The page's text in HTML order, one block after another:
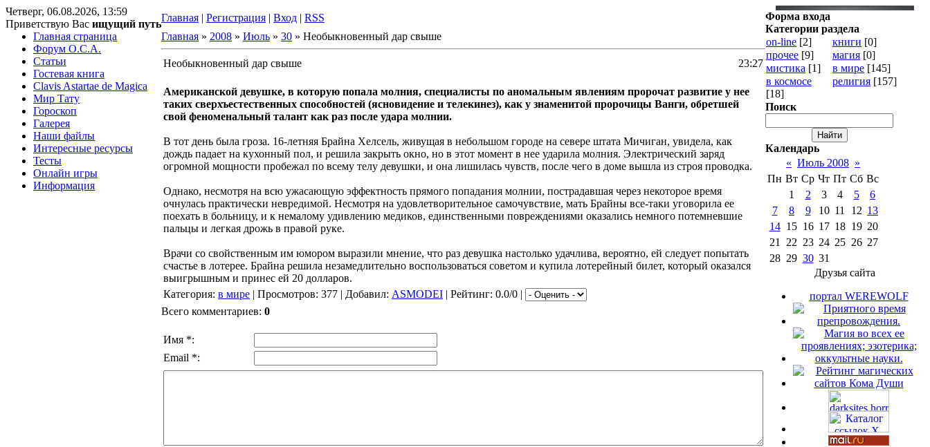
Четверг, 06.08.2026, 13:59
Приветствую Вас ищущий путь
Главная | Регистрация | Вход | RSS
Главная страница
Форум O.C.A.
Статьи
Гостевая книга
Clavis Astartae de Magica
Мир Тату
Гороскоп
Галерея
Наши файлы
Интересные ресурсы
Тесты
Онлайн игры
Информация
Главная » 2008 » Июль » 30 » Необыкновенный дар свыше
Необыкновенный дар свыше 23:27
Американской девушке, в которую попала молния, специалисты по аномальным явлениям пророчат развитие у нее
таких сверхъестественных способностей (ясновидение и телекинез), как у знаменитой пророчицы Ванги, обретшей
свой феноменальный талант как раз после удара молнии.
В тот день была гроза. 16-летняя Брайна Хелсель, живущая в небольшом городе на севере штата Мичиган, увидела, как
дождь падает на кухонный пол, и решила закрыть окно, но в этот момент в нее ударила молния. Электрический заряд
огромной мощности пробежал по всему телу девушки, и она лишилась чувств, после чего в доме вышла из строя проводка.
Однако, несмотря на всю ужасающую эффектность прямого попадания молнии, пострадавшая через некоторое время
очнулась практически невредимой. Несмотря на удовлетворительное самочувствие, мать Брайны все-таки уговорила ее
поехать в больницу, и к немалому удивлению медиков, единственными повреждениями оказались немного потемневшие
пальцы и легкая дрожь в правой руке.
Врачи со свойственным им юмором выразили мнение, что раз девушка настолько удачлива, вероятно, ей следует попытать
счастье в лотерее. Брайна решила незамедлительно воспользоваться советом и купила лотерейный билет, который оказался
выигрышным и принес ей 20 долларов.
Категория: в мире | Просмотров: 377 | Добавил: ASMODEI | Рейтинг: 0.0/0 |
Всего комментариев: 0
Имя *:
Email *:
Форма входа
Категории раздела
on-line [2] книги [0]
прочее [9] магия [0]
мистика [1] в мире [145]
в космосе
[18]
религия [157]
Поиск
Календарь
« Июль 2008 »
Пн Вт Ср Чт Пт Сб Вс
1
2 3 4 5
6
7
8 9 10 11 12 13
14 15 16 17 18 19 20
21
22 23 24 25 26 27
28 29 30 31
Друзья сайта
портал WEREWOLF